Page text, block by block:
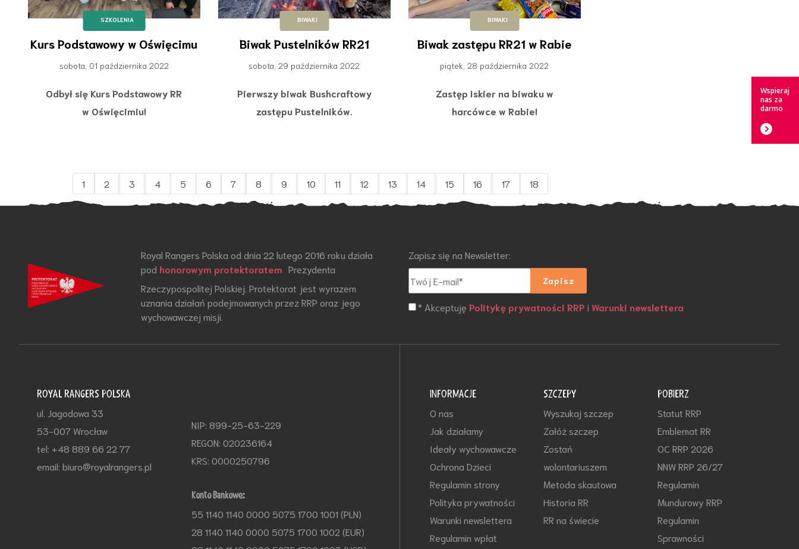
SZKOLENIA
Kurs Podstawowy w Oświęcimu
sobota, 01 października 2022
Odbył się Kurs Podstawowy RR
w Oświęcimiu!
BIWAKI
Biwak Pustelników RR21
sobota, 29 października 2022
Pierwszy biwak Bushcraftowy
zastępu Pustelników.
BIWAKI
Biwak zastępu RR21 w Rabie
piątek, 28 października 2022
Zastęp Iskier na biwaku w
harcówce w Rabie!
1 2 3 4 5 6 7 8 9 10 11 12 13 14 15 16 17 18
Royal Rangers Polska od dnia 22 lutego 2016 roku działa
pod honorowym protektoratem Prezydenta
Rzeczypospolitej Polskiej. Protektorat jest wyrazem
uznania działań podejmowanych przez RRP oraz jego
wychowawczej misji.
Zapisz się na Newsletter:
* AkceptujęPolitykę prywatności RRP iWarunki newslettera
ROYAL RANGERS POLSKA
ul. Jagodowa 33
53-007 Wrocław
tel: +48 889 66 22 77
email: biuro@royalrangers.pl
NIP: 899-25-63-229
REGON: 020236164
KRS: 0000250796
Konto Bankowe:
55 1140 1140 0000 5075 1700 1001 (PLN)
28 1140 1140 0000 5075 1700 1002 (EUR)
INFORMACJE
O nas
Jak działamy
Ideały wychowawcze
Ochrona Dzieci
Regulamin strony
Polityka prywatności
Warunki newslettera
Regulamin wpłat
SZCZEPY
Wyszukaj szczep
Załóż szczep
Zostań
wolontariuszem
Metoda skautowa
Historia RR
RR na świecie
POBIERZ
Statut RRP
Emblemat RR
OC RRP 2026
NNW RRP 26/27
Regulamin
Mundurowy RRP
Regulamin
Sprawności
Wspieraj
nas za
darmo